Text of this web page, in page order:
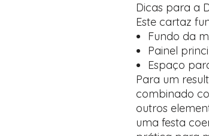
Dicas para a
Este cartaz
Fundo da
Painel
Espaço
Para um
combinado
outros
uma festa